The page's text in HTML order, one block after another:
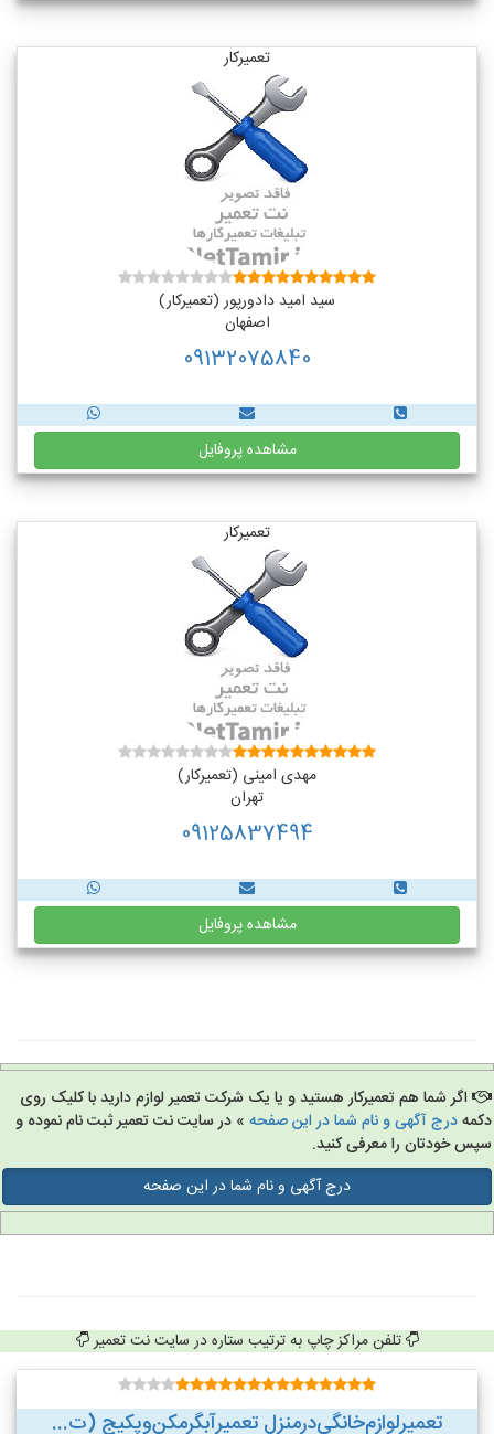
تعمیرکار
سید امید دادورپور (تعمیرکار)
اصفهان
09132075840
مشاهده پروفایل
تعمیرکار
مهدی امینی (تعمیرکار)
تهران
09125837494
مشاهده پروفایل
اگر شما هم تعمیرکار هستید و یا یک شرکت تعمیر لوازم دارید با کلیک روی
درج آگهی و نام شما در این صفحه» در سایت نت تعمیر ثبت نام نموده و
خودتان را معرفی کنید.
درج آگهی و نام شما در این صفحه
تلفن مراکز چاپ به ترتیب ستاره در سایت نت تعمیر
تعمیر‌لوازم‌‌خانگی‌در‌منزل‌ تعمیر‌آبگرمکن‌وپکیج (ت...